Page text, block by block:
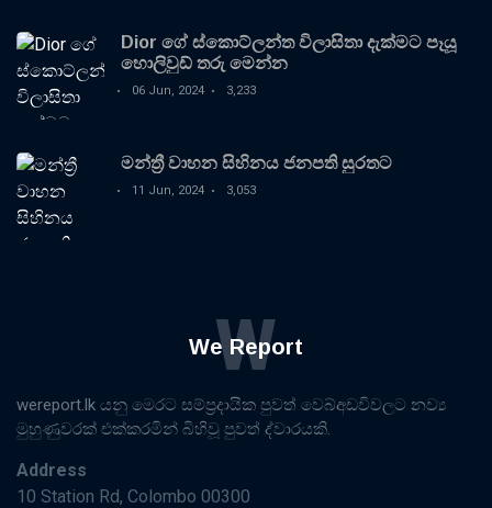
Dior ගේ ස්කොට්ලන්ත විලාසිතා දැක්මට පෑයූ
හොලිවුඩ් තරු මෙන්න
06 Jun, 2024 3,233
මන්ත්‍රී වාහන සිහිනය ජනපති සුරතට
11 Jun, 2024 3,053
We Report
W
wereport.lk යනු මෙරට සම්ප්‍රදායික පුවත් වෙබ්අඩවිවලට නව්‍ය
මුහුණුවරක් එක්කරමින් බිහිවූ පුවත් ද්වාරයකි.
Address
10 Station Rd, Colombo 00300